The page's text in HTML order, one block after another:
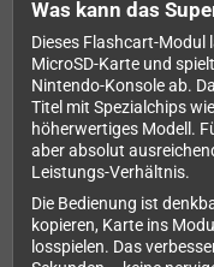
Was kann das
Dieses Flashcart-Modul
MicroSD-Karte und
Nintendo-Konsole ab.
Titel mit Spezialchips
höherwertiges Modell.
aber absolut
Leistungs-Verhältnis.
Die Bedienung ist
kopieren, Karte ins
losspielen. Das